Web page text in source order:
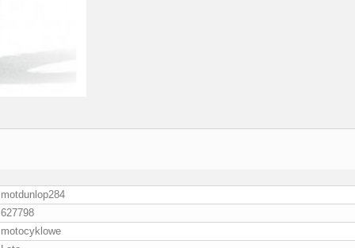
motdunlop284
627798
motocyklowe